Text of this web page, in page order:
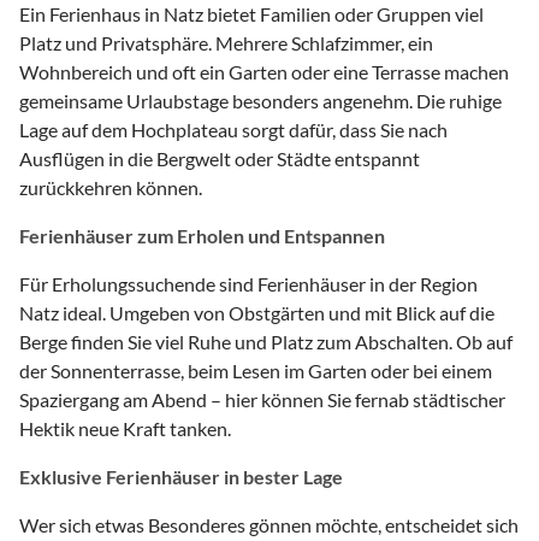
Ein Ferienhaus in Natz bietet Familien oder Gruppen viel
Platz und Privatsphäre. Mehrere Schlafzimmer, ein
Wohnbereich und oft ein Garten oder eine Terrasse machen
gemeinsame Urlaubstage besonders angenehm. Die ruhige
Lage auf dem Hochplateau sorgt dafür, dass Sie nach
Ausflügen in die Bergwelt oder Städte entspannt
zurückkehren können.
Ferienhäuser zum Erholen und Entspannen
Für Erholungssuchende sind Ferienhäuser in der Region
Natz ideal. Umgeben von Obstgärten und mit Blick auf die
Berge finden Sie viel Ruhe und Platz zum Abschalten. Ob auf
der Sonnenterrasse, beim Lesen im Garten oder bei einem
Spaziergang am Abend – hier können Sie fernab städtischer
Hektik neue Kraft tanken.
Exklusive Ferienhäuser in bester Lage
Wer sich etwas Besonderes gönnen möchte, entscheidet sich